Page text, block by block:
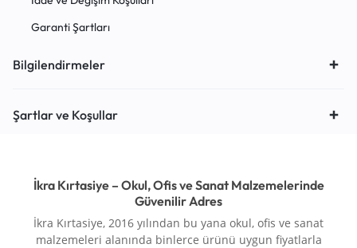
Garanti Şartları
Bilgilendirmeler
Şartlar ve Koşullar
İkra Kırtasiye – Okul, Ofis ve Sanat Malzemelerinde
Güvenilir Adres
İkra Kırtasiye, 2016 yılından bu yana okul, ofis ve sanat
malzemeleri alanında binlerce ürünü uygun fiyatlarla